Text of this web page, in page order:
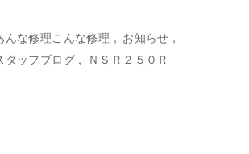
んな修理こんな修理
お知らせ
タッフブログ
ＮＳＲ２５０Ｒ